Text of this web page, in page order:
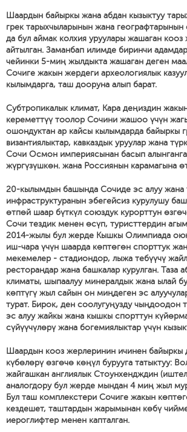
Шаардын байыркы жана абдан кызыктуу
грек тарыхчыларынын жана
да бул аймак колхия уруулары жашаган
айтылган. Заманбап илимде биринчи
чейинки 5-миң жылдыкта жашаган деген
Сочиге жакын жердеги археологиялык
кылымдарга, таш дооруна алып барат.
Субтропикалык климат, Кара деңиздин
кереметтүү тоолор Сочини жашоо үчүн
ошондуктан ар кайсы кылымдарда байыркы
византиялыктар, кавказдык уруулар жана
Сочи Осмон империясынан басып
жүргүзүшкөн. жана Россиянын карамагына
20-кылымдын башында Сочиде эс алуу жана
инфраструктуранын эбегейсиз курулушу
өтпөй шаар бүткүл союздук курорттун
Сочи тездик менен өсүп, туристтердин
2014-жылы бул жерде Кышкы Олимпиада
иш-чара үчүн шаарда көптөгөн спорттук
мекемелер - стадиондор, лыжа тебүүчү
ресторандар жана башкалар курулган. Таза
климаты, шыпаалуу минералдык жана ылай
көптүгү жыл сайын он миңдеген эс
турат. Бирок, ден соолугуңузду чыңдоодон
эс алуу жайкы жана кышкы спорттун
сүйүүчүлөрү жана богемиялыктар үчүн
Шаардын кооз жерлеринин ичинен байыркы
күбөлөрү өзгөчө көңүл бурууга татыктуу:
жайгашкан англиялык Стоунхендждин
аналогдору бул жерде мындан 4 миң жыл
Бул таш комплекстери Сочиге жакын
кездешет, таштардын жарымынан көбү
иероглифтер менен капталган.